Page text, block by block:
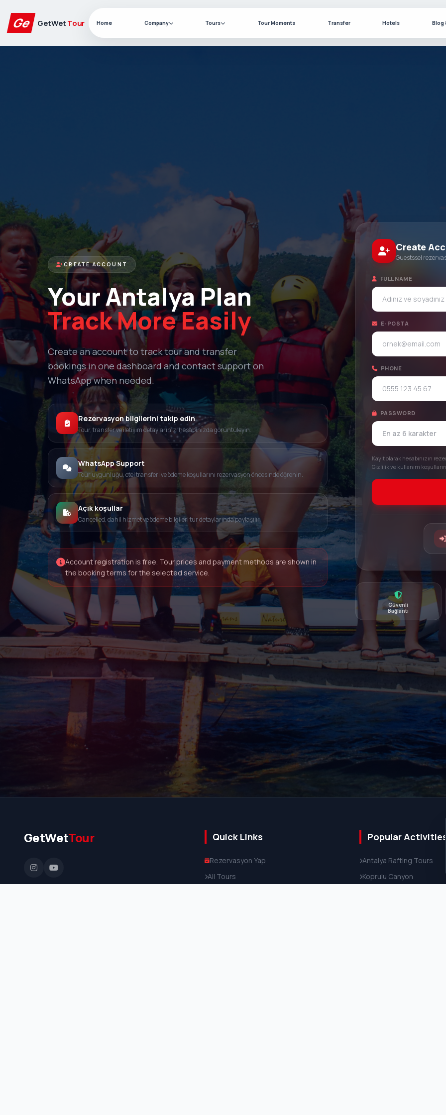
Ge GetWetTour Home Company Tours Tour Moments Transfer Hotels Blog
CREATE ACCOUNT
Your Antalya Plan
Track More Easily
Create an account to track tour and transfer
bookings in one dashboard and contact support on
WhatsApp when needed.
Rezervasyon bilgilerini takip edin
Tour, transfer ve iletişim detaylarınızı hesabınızda görüntüleyin.
WhatsApp Support
Tour uygunluğu, otel transferi ve ödeme koşullarını rezervasyon öncesinde öğrenin.
Açık koşullar
Cancelled, dahil hizmet ve ödeme bilgileri tur detaylarında paylaşılır.
Account registration is free. Tour prices and payment methods are shown in
the booking terms for the selected service.
Create
Guestssel
FULL NAME
E-POSTA
PHONE
PASSWORD
Kayıt olarak hesabınızın
Gizlilik ve kullanım
Güvenli
Bağlantı
GetWetTour Quick Links
Rezervasyon Yap
All Tours
Popular Activities
Antalya Rafting Tours
Koprulu Canyon